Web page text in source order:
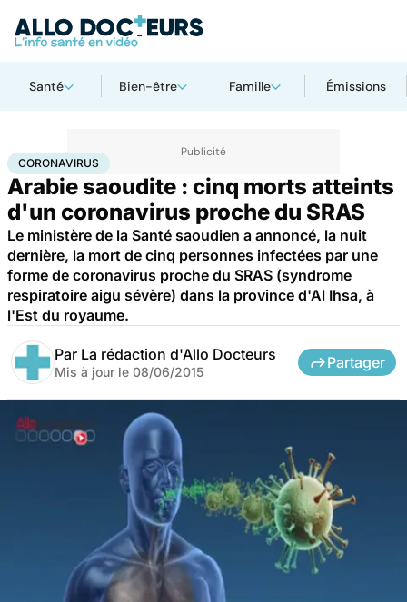
Santé Bien-être Famille Émissions
AccueilSantéMaladies Coronavirus
CORONAVIRUS
Arabie saoudite : cinq morts atteints
d'un coronavirus proche du SRAS
Le ministère de la Santé saoudien a annoncé, la nuit
dernière, la mort de cinq personnes infectées par une
forme de coronavirus proche du SRAS (syndrome
respiratoire aigu sévère) dans la province d'Al Ihsa, à
l'Est du royaume.
Par La rédaction d'Allo Docteurs
Mis à jour le 08/06/2015
Partager